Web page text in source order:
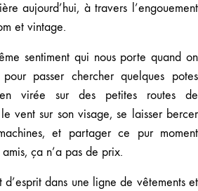
aujourd’hui, à travers l’engouement
et vintage.
sentiment qui nous porte quand on
passer chercher quelques potes
virée sur des petites routes de
vent sur son visage, se laisser bercer
et partager ce pur moment
ça n’a pas de prix.
d’esprit dans une ligne de vêtements et